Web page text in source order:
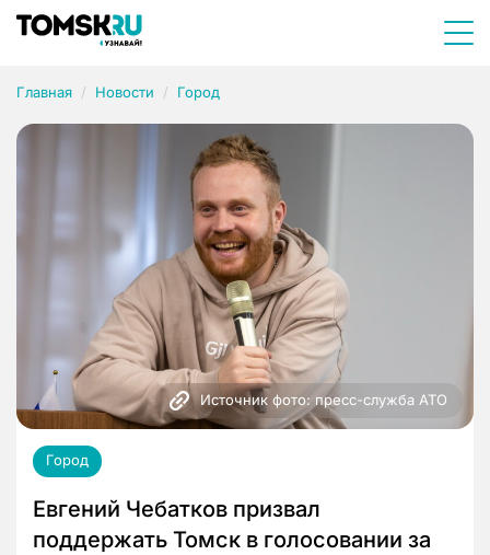
Главная Новости Город
Источник фото: пресс-служба АТО
Город
Евгений Чебатков призвал
поддержать Томск в голосовании за